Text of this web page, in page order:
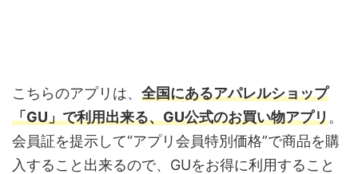
こちらのアプリは、 全国にあるアパレルショップ
「GU」で利用出来る、GU公式のお買い物アプリ。
会員証を提示して“アプリ会員特別価格”で商品を購
入すること出来るので、GUをお得に利用すること